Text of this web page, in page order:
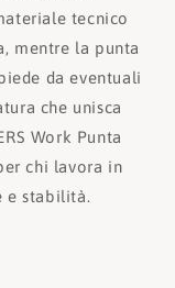
tecnico
mentre la punta
da eventuali
che unisca
Work Punta
chi lavora in
e stabilità.